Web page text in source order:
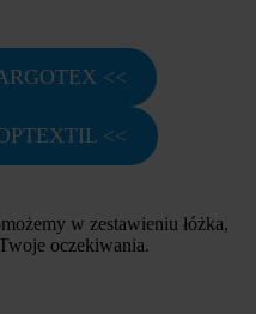
<<
<<
w zestawieniu łóżka,
oczekiwania.